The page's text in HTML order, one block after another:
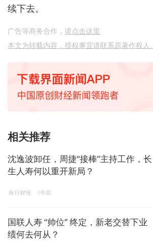
续下去。
广告等商务合作， 请点击这里
本文为转载内容，授权事宜请联系原著作权人。
相关推荐
沈逸波卸任，周捷“接棒”主持工作，长
生人寿何以重开新局？
每日财报 1年前
国联人寿 “帅位” 终定，新老交替下业
绩何去何从？